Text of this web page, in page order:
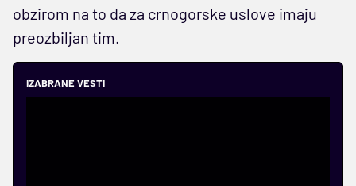
obzirom na to da za crnogorske uslove imaju
preozbiljan tim.
IZABRANE VESTI